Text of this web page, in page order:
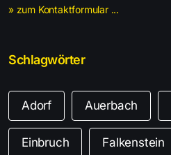
» zum Kontaktformular ...
Schlagwörter
Adorf Auerbach
Einbruch Falkenstein